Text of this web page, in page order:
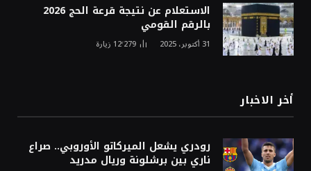
الاستعلام عن نتيجة قرعة الحج 2026
بالرقم القومي
31 أكتوبر، 2025 12٬279 زيارة
أخر الاخبار
رودري يشعل الميركاتو الأوروبي.. صراع
ناري بين برشلونة وريال مدريد